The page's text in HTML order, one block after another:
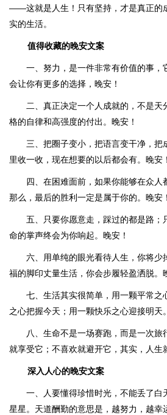
——这就是人生！只有坚持，才是真正的
实的生活。
值得收藏的晚安文案
一、努力，是一件非常有价值的事，
会让你有更多的选择，晚安！
二、真正决定一个人成就的，不是天
格的自律和高强度的付出。晚安！
三、把圈子变小，把语言变干净，把
里收一收，现在想要的以后都会有。晚安！
四、在困难面前，如果你能够在众人
那么，最后的胜利一定是属于你的。晚安！
五、只要你愿意走，踩过的都是路；
命的掌声终会为你响起。晚安！
六、用单纯的眼光看待人生，你将少
福的脚印丈量生活，你会步履轻盈洒脱。
七、生活其实很简单，用一颗平常之
之心把握今天；用一颗快乐之心迎接明天
八、生命不是一场赛跑，而是一次旅
就享受它；不喜欢就避开它，其实，人生
深入人心的晚安文案
一、人要懂得珍惜时光，不能丢了白
星星。天道酬勤的意思是，越努力，越幸